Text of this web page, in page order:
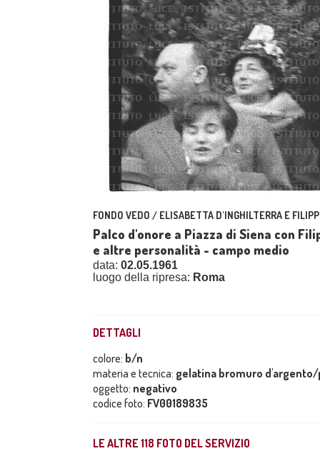
FONDO VEDO / ELISABETTA D'INGHILTERRA E
Palco d'onore a Piazza di Siena con
e altre personalità - campo medio
data: 02.05.1961
luogo della ripresa: Roma
DETTAGLI
colore: b/n
materia e tecnica: gelatina bromuro
oggetto: negativo
codice foto: FV00189835
LE ALTRE118 FOTO DEL SERVIZIO